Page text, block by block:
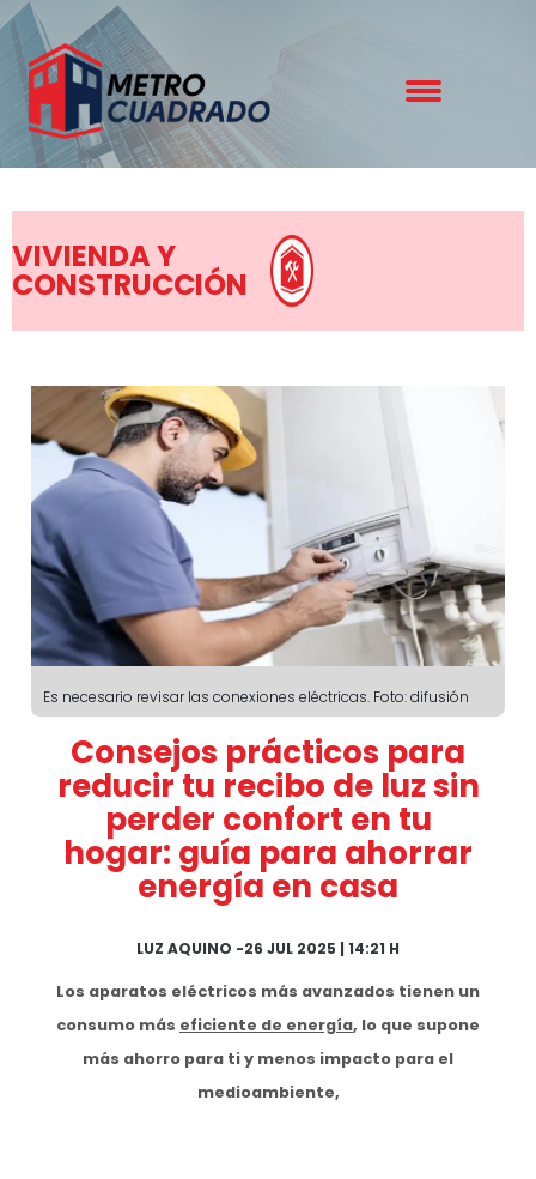
VIVIENDA Y
CONSTRUCCIÓN
Es necesario revisar las conexiones eléctricas. Foto: difusión
Consejos prácticos para
reducir tu recibo de luz sin
perder confort en tu
hogar: guía para ahorrar
energía en casa
LUZ AQUINO -26 JUL 2025 | 14:21 H
Los aparatos eléctricos más avanzados tienen un
consumo más eficiente de energía, lo que supone
más ahorro para ti y menos impacto para el
medioambiente,